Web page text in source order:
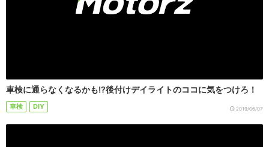
車検に通らなくなるかも!?後付けデイライトのココに気をつけろ！
車検 DIY 2019/06/07